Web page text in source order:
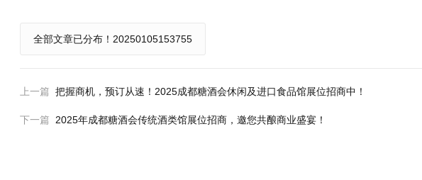
全部文章已分布！20250105153755
上一篇 把握商机，预订从速！2025成都糖酒会休闲及进口食品馆展位招商中！
下一篇 2025年成都糖酒会传统酒类馆展位招商，邀您共酿商业盛宴！